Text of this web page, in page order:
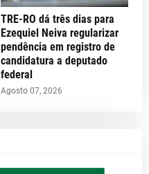
TRE-RO dá três dias para
Ezequiel Neiva regularizar
pendência em registro de
candidatura a deputado
federal
Agosto 07, 2026